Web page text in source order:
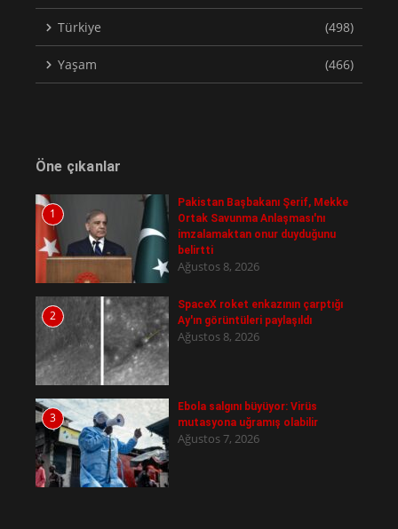
Türkiye (498)
Yaşam (466)
Öne çıkanlar
1
Pakistan Başbakanı Şerif, Mekke
Ortak Savunma Anlaşması'nı
imzalamaktan onur duyduğunu
belirtti
Ağustos 8, 2026
2
SpaceX roket enkazının çarptığı
Ay'ın görüntüleri paylaşıldı
Ağustos 8, 2026
3
Ebola salgını büyüyor: Virüs
mutasyona uğramış olabilir
Ağustos 7, 2026